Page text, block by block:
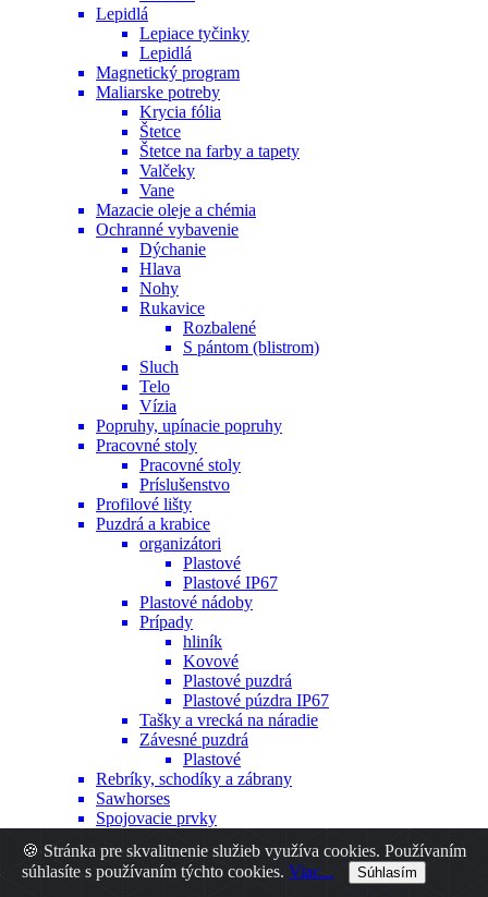
🍪 Stránka pre skvalitnenie služieb využíva cookies. Používaním
súhlasíte s používaním týchto cookies. Viac... Súhlasím
Lepidlá
Lepiace tyčinky
Lepidlá
Magnetický program
Maliarske potreby
Krycia fólia
Štetce
Štetce na farby a tapety
Valčeky
Vane
Mazacie oleje a chémia
Ochranné vybavenie
Dýchanie
Hlava
Nohy
Rukavice
Rozbalené
S pántom (blistrom)
Sluch
Telo
Vízia
Popruhy, upínacie popruhy
Pracovné stoly
Pracovné stoly
Príslušenstvo
Profilové lišty
Puzdrá a krabice
organizátori
Plastové
Plastové IP67
Plastové nádoby
Prípady
hliník
Kovové
Plastové puzdrá
Plastové púzdra IP67
Tašky a vrecká na náradie
Závesné puzdrá
Plastové
Rebríky, schodíky a zábrany
Sawhorses
Spojovacie prvky
Iné
Nity